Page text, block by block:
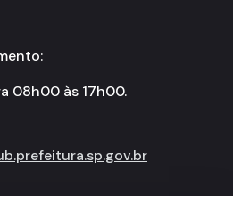
08h00 às 17h00.